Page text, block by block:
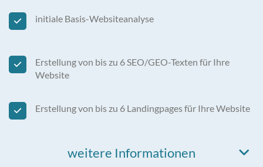
initiale Basis-Websiteanalyse
Erstellung von bis zu 6 SEO/GEO-Texten für Ihre
Website
Erstellung von bis zu 6 Landingpages für Ihre Website
weitere Informationen